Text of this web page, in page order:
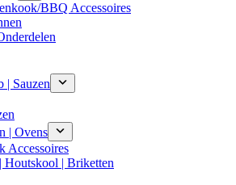
BBQ Accessoires
| Sauzen
| Ovens
Accessoires
Houtskool | Briketten